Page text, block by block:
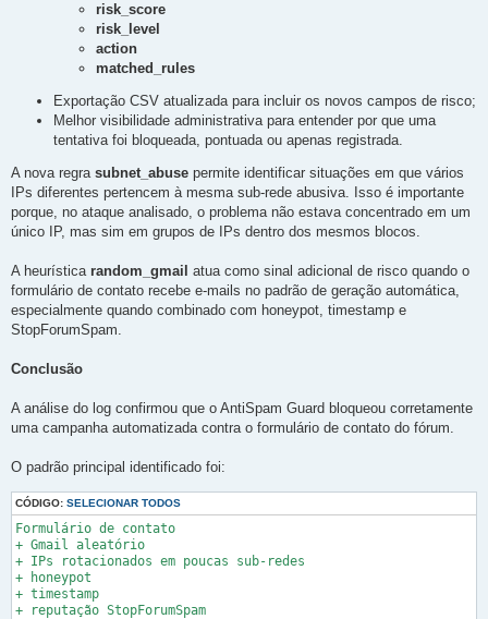
risk_score
risk_level
action
matched_rules
Exportação CSV atualizada para incluir os novos campos de risco;
Melhor visibilidade administrativa para entender por que uma
tentativa foi bloqueada, pontuada ou apenas registrada.
A nova regra subnet_abuse permite identificar situações em que vários
IPs diferentes pertencem à mesma sub-rede abusiva. Isso é importante
porque, no ataque analisado, o problema não estava concentrado em um
único IP, mas sim em grupos de IPs dentro dos mesmos blocos.
A heurística random_gmail atua como sinal adicional de risco quando o
formulário de contato recebe e-mails no padrão de geração automática,
especialmente quando combinado com honeypot, timestamp e
StopForumSpam.
Conclusão
A análise do log confirmou que o AntiSpam Guard bloqueou corretamente
uma campanha automatizada contra o formulário de contato do fórum.
O padrão principal identificado foi:
CÓDIGO: SELECIONAR TODOS
Formulário de contato
+ Gmail aleatório
+ IPs rotacionados em poucas sub-redes
+ honeypot
+ timestamp
+ reputação StopForumSpam